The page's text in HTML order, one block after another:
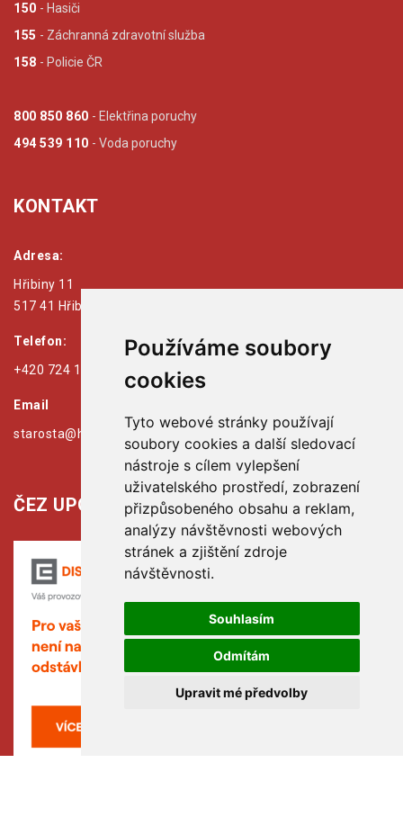
Používáme soubory
cookies
Tyto webové stránky používají
soubory cookies a další sledovací
nástroje s cílem vylepšení
uživatelského prostředí, zobrazení
přizpůsobeného obsahu a reklam,
analýzy návštěvnosti webových
stránek a zjištění zdroje
návštěvnosti.
Souhlasím
Odmítám
Upravit mé předvolby
150 - Hasiči
155 - Záchranná zdravotní služba
158 - Policie ČR
800 850 860 - Elektřina poruchy
494 539 110 - Voda poruchy
KONTAKT
Adresa:
Hřibiny 11
517 41 Hřibiny - Ledská
Telefon:
+420 724 179 125
Email
starosta@hribiny-ledska.cz
ČEZ UPOZORŇUJE: